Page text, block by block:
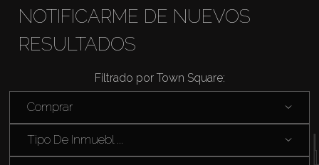
Comprar
Alquilar
NOTIFICARME DE NUEVOS
RESULTADOS
Filtrado por Town Square:
Comprar
Tipo De Inmuebl ...